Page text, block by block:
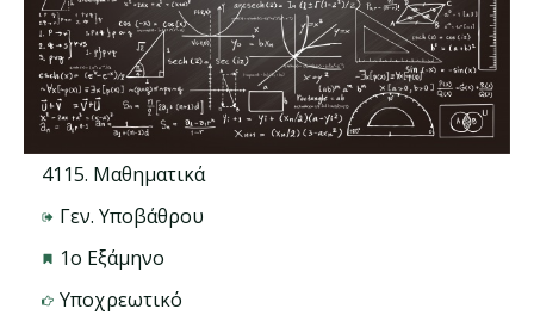
4115. Μαθηματικά
Γεν. Υποβάθρου
1ο Εξάμηνο
Υποχρεωτικό